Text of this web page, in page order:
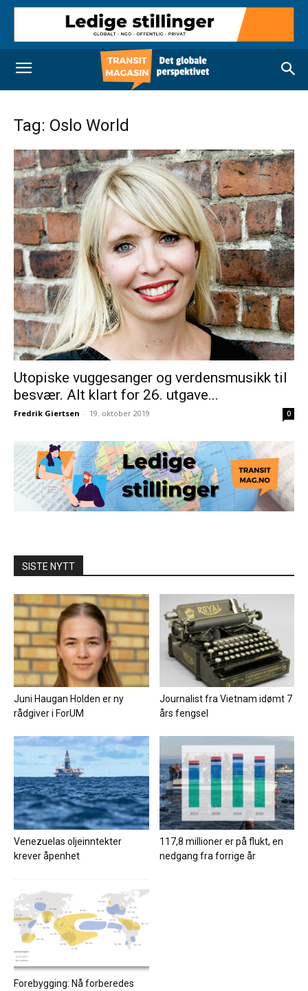
Tag: Oslo World
Utopiske vuggesanger og verdensmusikk til
besvær. Alt klart for 26. utgave...
Fredrik Giertsen - 19. oktober 2019 0
SISTE NYTT
Juni Haugan Holden er ny
rådgiver i ForUM
Journalist fra Vietnam idømt 7
års fengsel
Venezuelas oljeinntekter
krever åpenhet
117,8 millioner er på flukt, en
nedgang fra forrige år
Forebygging: Nå forberedes